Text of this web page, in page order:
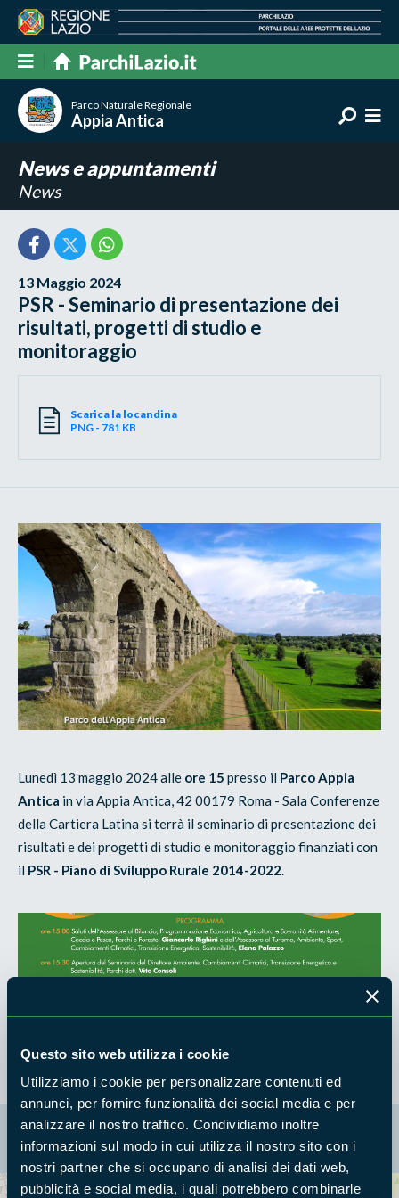
Questo sito web utilizza i cookie
Utilizziamo i cookie per personalizzare contenuti ed
annunci, per fornire funzionalità dei social media e per
analizzare il nostro traffico. Condividiamo inoltre
informazioni sul modo in cui utilizza il nostro sito con i
nostri partner che si occupano di analisi dei dati web,
pubblicità e social media, i quali potrebbero combinarle
Parco Naturale Regionale
Appia Antica
News e appuntamenti
News
13 Maggio 2024
PSR - Seminario di presentazione dei
risultati, progetti di studio e
monitoraggio
Scarica la locandina
PNG - 781 KB
Lunedì 13 maggio 2024 alle ore 15 presso il Parco Appia
Antica in via Appia Antica, 42 00179 Roma - Sala Conferenze
della Cartiera Latina si terrà il seminario di presentazione dei
risultati e dei progetti di studio e monitoraggio finanziati con
il PSR - Piano di Sviluppo Rurale 2014-2022.
La mappa di Parchilazio.it